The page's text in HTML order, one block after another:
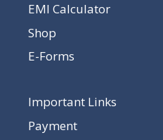
EMI Calculator
Shop
E-Forms
Important Links
Payment